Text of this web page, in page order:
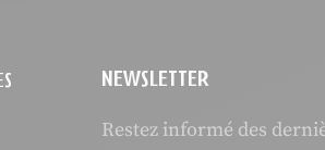
NEWSLETTER
Restez informé des